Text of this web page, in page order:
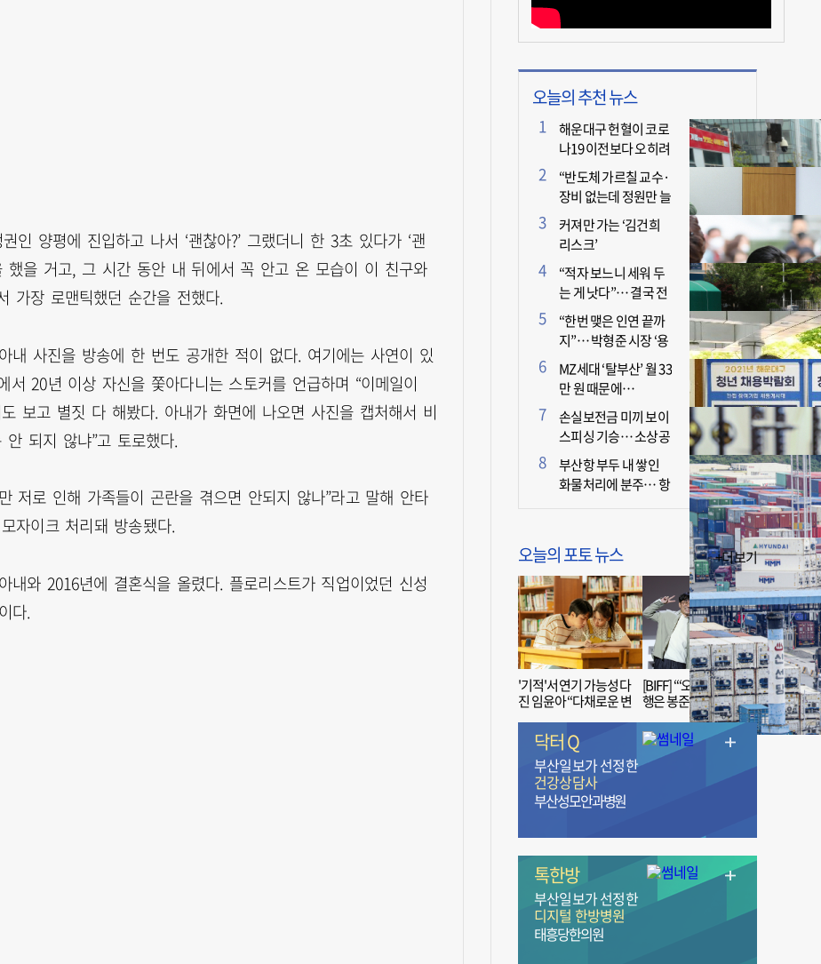
양평에 진입하고 나서 ‘괜찮아?’ 그랬더니 한 3초 있다가 ‘괜
했을 거고, 그 시간 동안 내 뒤에서 꼭 안고 온 모습이 이 친구와
가장 로맨틱했던 순간을 전했다.
내 사진을 방송에 한 번도 공개한 적이 없다. 여기에는 사연이 있
20년 이상 자신을 쫓아다니는 스토커를 언급하며 “이메일이
보고 별짓 다 해봤다. 아내가 화면에 나오면 사진을 캡처해서 비
되지 않냐”고 토로했다.
저로 인해 가족들이 곤란을 겪으면 안되지 않나”라고 말해 안타
자이크 처리돼 방송됐다.
와 2016년에 결혼식을 올렸다. 플로리스트가 직업이었던 신성
다.
오늘의 추천 뉴스
해운대구 헌혈이 코로
나19 이전보다 오히려
더 늘어난 이유는?
“반도체 가르칠 교수·
장비 없는데 정원만 늘
리면 뭐 하나”
커져만 가는 ‘김건희
리스크’
“적자 보느니 세워 두
는 게 낫다”… 결국 전
면 휴업 선언한 택시회
사
“한번 맺은 인연 끝까
지”… 박형준 시장 ‘용
인술’ 주목
MZ세대 ‘탈부산’ 월 33
만 원 때문에…
손실보전금 미끼 보이
스피싱 기승… 소상공
인 두 번 운다
부산항 부두 내 쌓인
화물처리에 분주… 항
오늘의 포토 뉴스 +더보기
'기적'서 연기 가능성 다
진 임윤아 “다채로운 변
[BIFF] “‘오징어 게임’ 흥
행은 봉준호 감독 ‘1인
치 장벽’ 무너진 순간”
닥터 Q
부산일보가 선정한
건강상담사
부산성모안과병원
톡한방
부산일보가 선정한
디지털 한방병원
태흥당한의원